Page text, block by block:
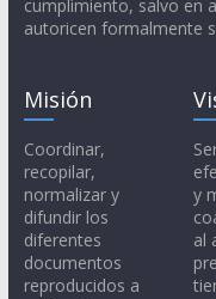
cumplimiento, salvo en
autoricen formalmente
Misión
Coordinar,
recopilar,
normalizar y
difundir los
diferentes
documentos
reproducidos a
y
al